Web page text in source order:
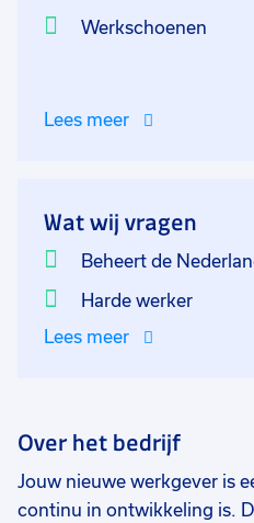
Werkschoenen
Lees meer
Wat wij vragen
Beheert de
Harde werker
Lees meer
Over het bedrijf
Jouw nieuwe werkgever is
continu in ontwikkeling is.